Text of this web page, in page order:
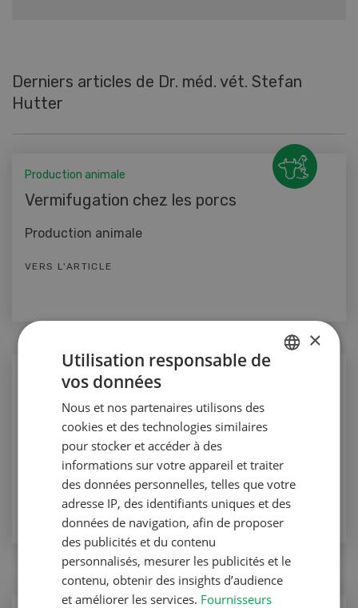
Derniers articles de Dr. méd. vét. Stefan
Hutter
Production animale
Vermifugation chez les porcs
Production animale
VERS L'ARTICLE
Production animale
« Comment éviter les inflammations
articulaires ? »
Production animale
VERS L'ARTICLE
×
Utilisation responsable de
vos données
Nous et nos partenaires utilisons des
cookies et des technologies similaires
pour stocker et accéder à des
informations sur votre appareil et traiter
des données personnelles, telles que votre
adresse IP, des identifiants uniques et des
données de navigation, afin de proposer
des publicités et du contenu
personnalisés, mesurer les publicités et le
contenu, obtenir des insights d’audience
et améliorer les services. Fournisseurs